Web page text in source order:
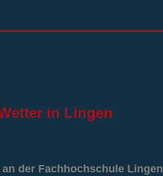
in Lingen
der Fachhochschule Lingen